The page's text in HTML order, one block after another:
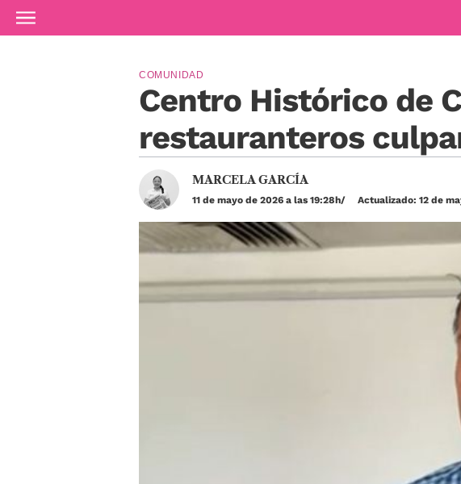
Ir al contenido principal
Centro Histórico de
restauranteros
COMUNIDAD
MARCELA GARCÍA
11 de mayo de 2026 a las 19:28h Actualizado: 12 de